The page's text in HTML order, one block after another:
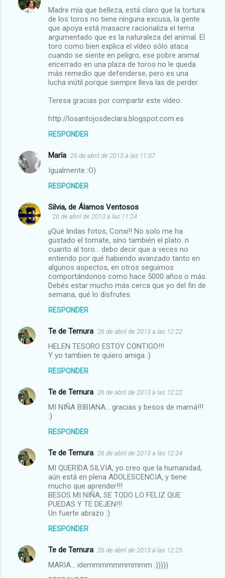
Madre mía que belleza, está claro que la tortura
de los toros no tiene ninguna excusa, la gente
que apoya está masacre racionaliza el tema
argumentado que es la naturaleza del animal. El
toro como bien explica el vídeo sólo ataca
cuando se siente en peligro, ese pobre animal
encerrado en una plaza de toros no le queda
más remedio que defenderse, pero es una
lucha inútil porque siempre lleva las de perder.
Teresa gracias por compartir este vídeo.
http://losantojosdeclara.blogspot.com.es
RESPONDER
María 26 de abril de 2013 a las 11:07
Igualmente :O)
RESPONDER
Silvia, de Álamos Ventosos
26 de abril de 2013 a las 11:24
¡¡Qué lindas fotos, Conxi!! No solo me ha
gustado el tomate, sino también el plato. n
cuanto al toro... debo decir que a veces no
entiendo por qué habiendo avanzado tanto en
algunos aspectos, en otros seguimos
comportándonos como hace 5000 años o más.
Debés estar mucho más cerca que yo del fin de
semana, qué lo disfrutes.
RESPONDER
Te de Ternura 26 de abril de 2013 a las 12:22
HELEN TESORO ESTOY CONTIGO!!!
Y yo tambien te quiero amiga :)
RESPONDER
Te de Ternura 26 de abril de 2013 a las 12:22
MI NIÑA BIBIANA... gracias y besos de mamá!!!
:)
RESPONDER
Te de Ternura 26 de abril de 2013 a las 12:24
MI QUERIDA SILVIA, yo creo que la humanidad,
aún está en plena ADOLESCENCIA, y tiene
mucho que aprender!!!
BESOS MI NIÑA, SE TODO LO FELIZ QUE
PUEDAS Y TE DEJEN!!!
Un fuerte abrazo :)
RESPONDER
Te de Ternura 26 de abril de 2013 a las 12:25
MARIA... idemmmmmmmmmm :)))))